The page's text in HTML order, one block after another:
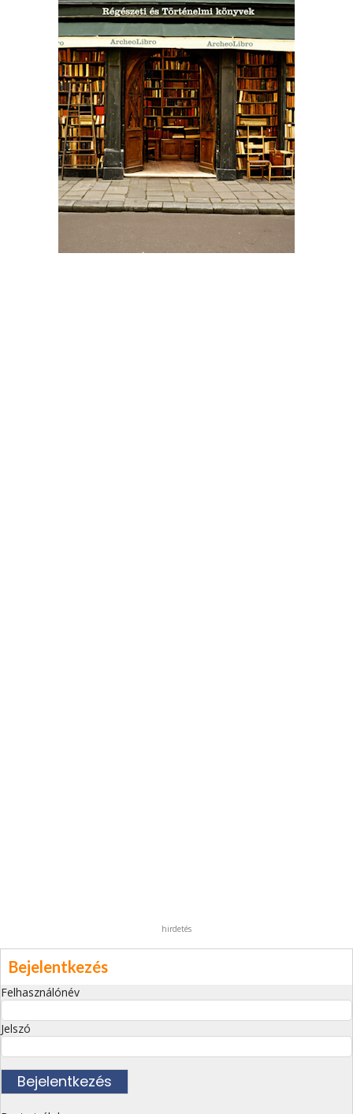
hirdetés
Bejelentkezés
Felhasználónév
Jelszó